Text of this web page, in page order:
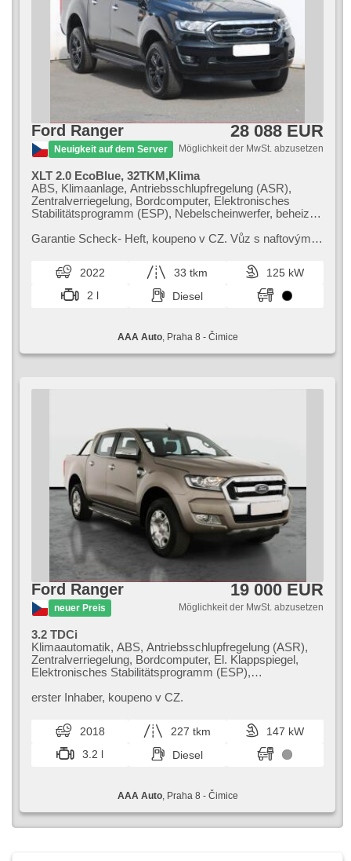
Ford Ranger
Neuigkeit auf dem Server
28 088 EUR
Möglichkeit der MwSt. abzusetzen
XLT 2.0 EcoBlue, 32TKM,Klima
ABS, Klimaanlage, Antriebsschlupfregelung (ASR),
Zentralverriegelung, Bordcomputer, Elektronisches
Stabilitätsprogramm (ESP), Nebelscheinwerfer, beheizte
Anhängerkupplung, Reifendrucksensor, USB, 6x Airbag,
Servolenkung, El. Seitenscheiben, Autoradio,
Handgetriebe, Antrieb 4x4
Garantie Scheck​- Heft,​ koupeno v CZ. Vůz s naftovým
Ford. Nízký nájezd KM. Boha...
2022 33 tkm
125 kW
2 l
Diesel
AAA Auto, Praha 8 - Čimice
Ford Ranger
neuer Preis
19 000 EUR
Möglichkeit der MwSt. abzusetzen
3.2 TDCi
Klimaautomatik, ABS, Antriebsschlupfregelung (ASR),
Zentralverriegelung, Bordcomputer, El. Klappspiegel,
Elektronisches Stabilitätsprogramm (ESP),
Scheibenwischersensor, Anhängerkupplung,
Sitze, beheizte Frontscheibe, Servolenkung, El.
Seitenscheiben, Autoradio, Automatikgetriebe, Antrieb
erster Inhaber,​ koupeno v CZ.
2018 227 tkm
147 kW
3.2 l
Diesel
AAA Auto, Praha 8 - Čimice